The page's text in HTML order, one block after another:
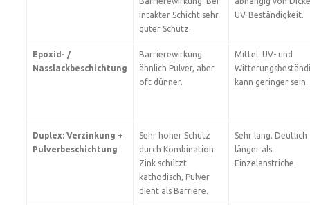
intakter Schicht sehr
guter Schutz.
UV-Beständigkeit.
Epoxid- /
Nasslackbeschichtung
Barrierewirkung
ähnlich Pulver, aber
oft dünner.
Mittel. UV- und
kann geringer sein.
Duplex: Verzinkung +
Pulverbeschichtung
Sehr hoher Schutz
durch Kombination.
Zink schützt
kathodisch, Pulver
dient als Barriere.
Sehr lang. Deutlich
länger als
Einzelanstriche.